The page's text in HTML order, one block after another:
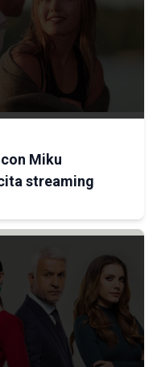
Miku
streaming